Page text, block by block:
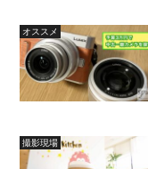
オススメ
撮影現場